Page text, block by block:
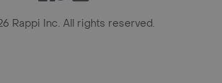
Rappi Inc. All rights reserved.